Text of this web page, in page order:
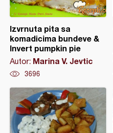
Izvrnuta pita sa
komadicima bundeve &
Invert pumpkin pie
Autor: Marina V. Jevtic
3696